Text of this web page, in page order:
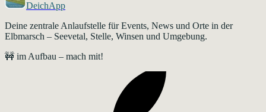
DeichApp
Deine zentrale Anlaufstelle für Events, News und Orte in der
Elbmarsch – Seevetal, Stelle, Winsen und Umgebung.
🚧 im Aufbau – mach mit!